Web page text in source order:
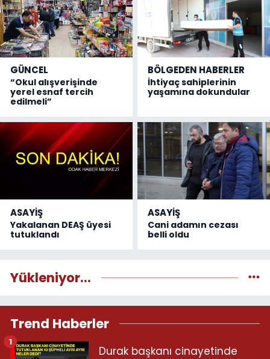
GÜNCEL
“Okul alışverişinde
yerel esnaf tercih
edilmeli”
BÖLGEDEN HABERLER
İhtiyaç sahiplerinin
yaşamına dokundular
ASAYİŞ
Yakalanan DEAŞ üyesi
tutuklandı
ASAYİŞ
Cani adamın cezası
belli oldu
Yükleniyor...
Trend Haberler
Durak başkanı cinayetinde
1